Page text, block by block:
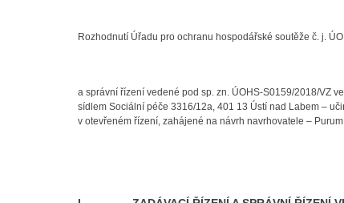
Rozhodnutí Úřadu pro ochranu hospodářské soutěže č. j.
a správní řízení vedené pod sp. zn. ÚOHS-S0159/2018/VZ
sídlem Sociální péče 3316/12a, 401 13 Ústí nad Labem –
v otevřeném řízení, zahájené na návrh navrhovatele –